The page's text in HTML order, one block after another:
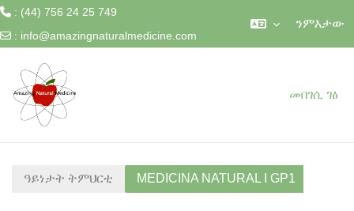
: (44) 756 24 25 749
: info@amazingnaturalmedicine.com
ንምእታው
መበገሲ ገፅ
ዓይነታት ትምህርቲ MEDICINA NATURAL I GP1